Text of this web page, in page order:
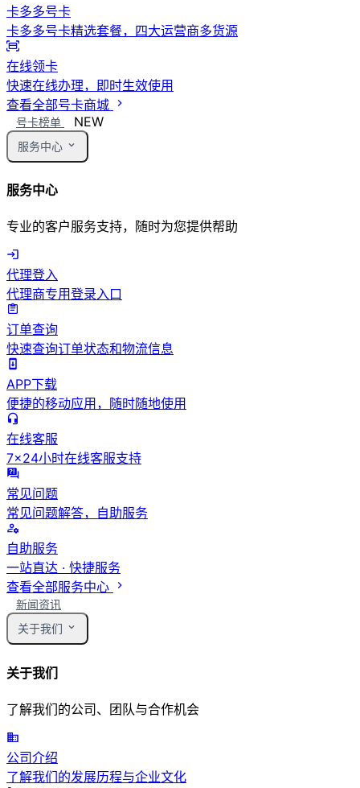
卡多多号卡
卡多多号卡精选套餐，四大运营商多货源
在线领卡
快速在线办理，即时生效使用
查看全部号卡商城
号卡榜单 NEW
服务中心
服务中心
专业的客户服务支持，随时为您提供帮助
代理登入
代理商专用登录入口
订单查询
快速查询订单状态和物流信息
APP下载
便捷的移动应用，随时随地使用
在线客服
7×24小时在线客服支持
常见问题
常见问题解答，自助服务
自助服务
一站直达 · 快捷服务
查看全部服务中心
新闻资讯
关于我们
关于我们
了解我们的公司、团队与合作机会
公司介绍
了解我们的发展历程与企业文化